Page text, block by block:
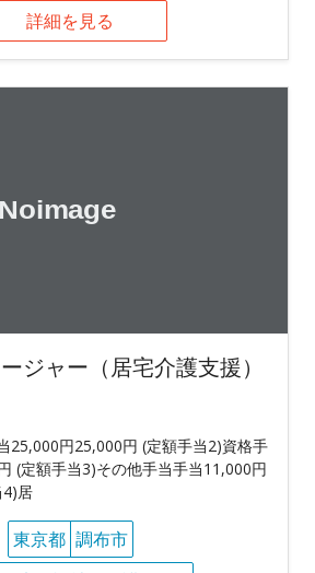
詳細を見る
ジャー（居宅介護支援）
25,000円25,000円 (定額手当2)資格手
(定額手当3)その他手当手当11,000円
4)居
東京都 調布市